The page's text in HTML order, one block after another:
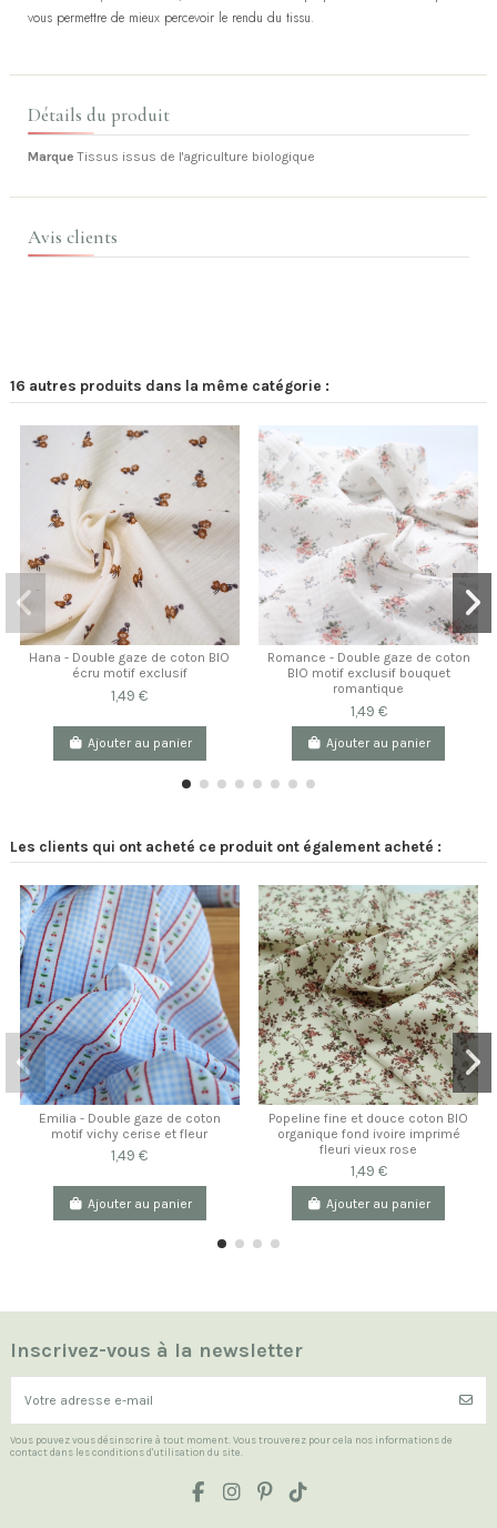
vous permettre de mieux percevoir le rendu du tissu.
Détails du produit
Marque Tissus issus de l'agriculture biologique
Avis clients
16 autres produits dans la même catégorie :
Hana - Double gaze de coton BIO
écru motif exclusif
1,49 €
Ajouter au panier
Romance - Double gaze de coton
BIO motif exclusif bouquet
romantique
1,49 €
Ajouter au panier
Les clients qui ont acheté ce produit ont également acheté :
Emilia - Double gaze de coton
motif vichy cerise et fleur
1,49 €
Ajouter au panier
Popeline fine et douce coton BIO
organique fond ivoire imprimé
fleuri vieux rose
1,49 €
Ajouter au panier
Inscrivez-vous à la newsletter
Vous pouvez vous désinscrire à tout moment. Vous trouverez pour cela nos informations de
contact dans les conditions d'utilisation du site.